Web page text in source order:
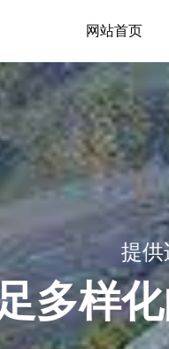
网站首页
满足